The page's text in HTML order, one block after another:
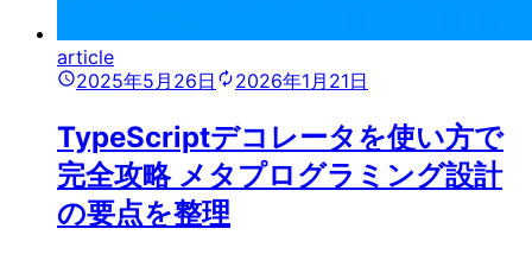
article
2025年5月26日
2026年1月21日
TypeScriptデコレータを使い方で
完全攻略 メタプログラミング設計
の要点を整理